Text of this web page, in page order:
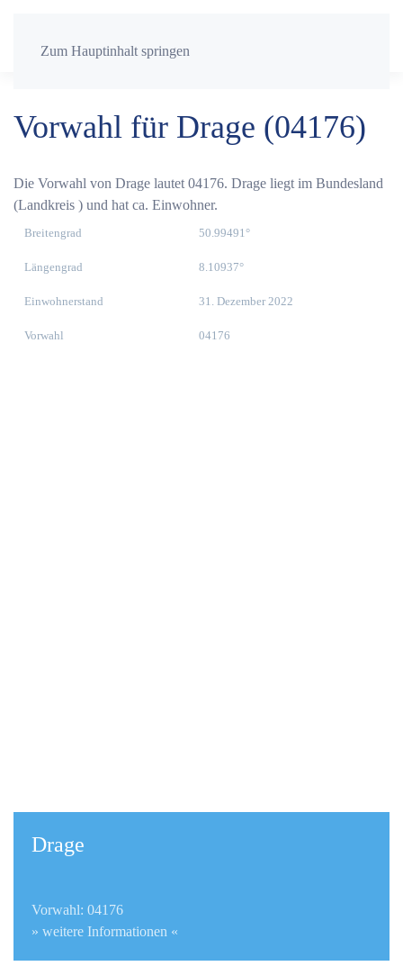
Zum Hauptinhalt springen
Vorwahl für Drage (04176)
Die Vorwahl von Drage lautet 04176. Drage liegt im Bundesland
(Landkreis ) und hat ca. Einwohner.
Breitengrad 50.99491°
Längengrad 8.10937°
Einwohnerstand 31. Dezember 2022
Vorwahl 04176
Drage
Vorwahl: 04176
» weitere Informationen «